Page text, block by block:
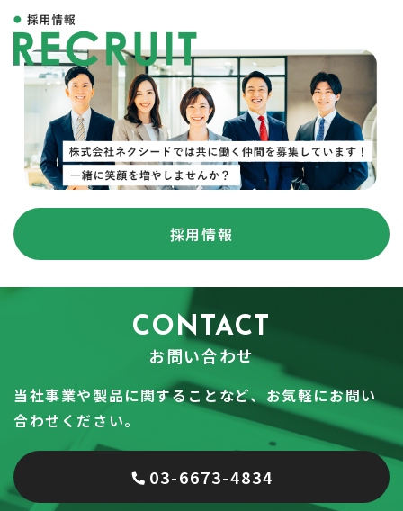
採用情報
CONTACT
お問い合わせ
当社事業や製品に関することなど、お気軽にお問い
合わせください。
03-6673-4834